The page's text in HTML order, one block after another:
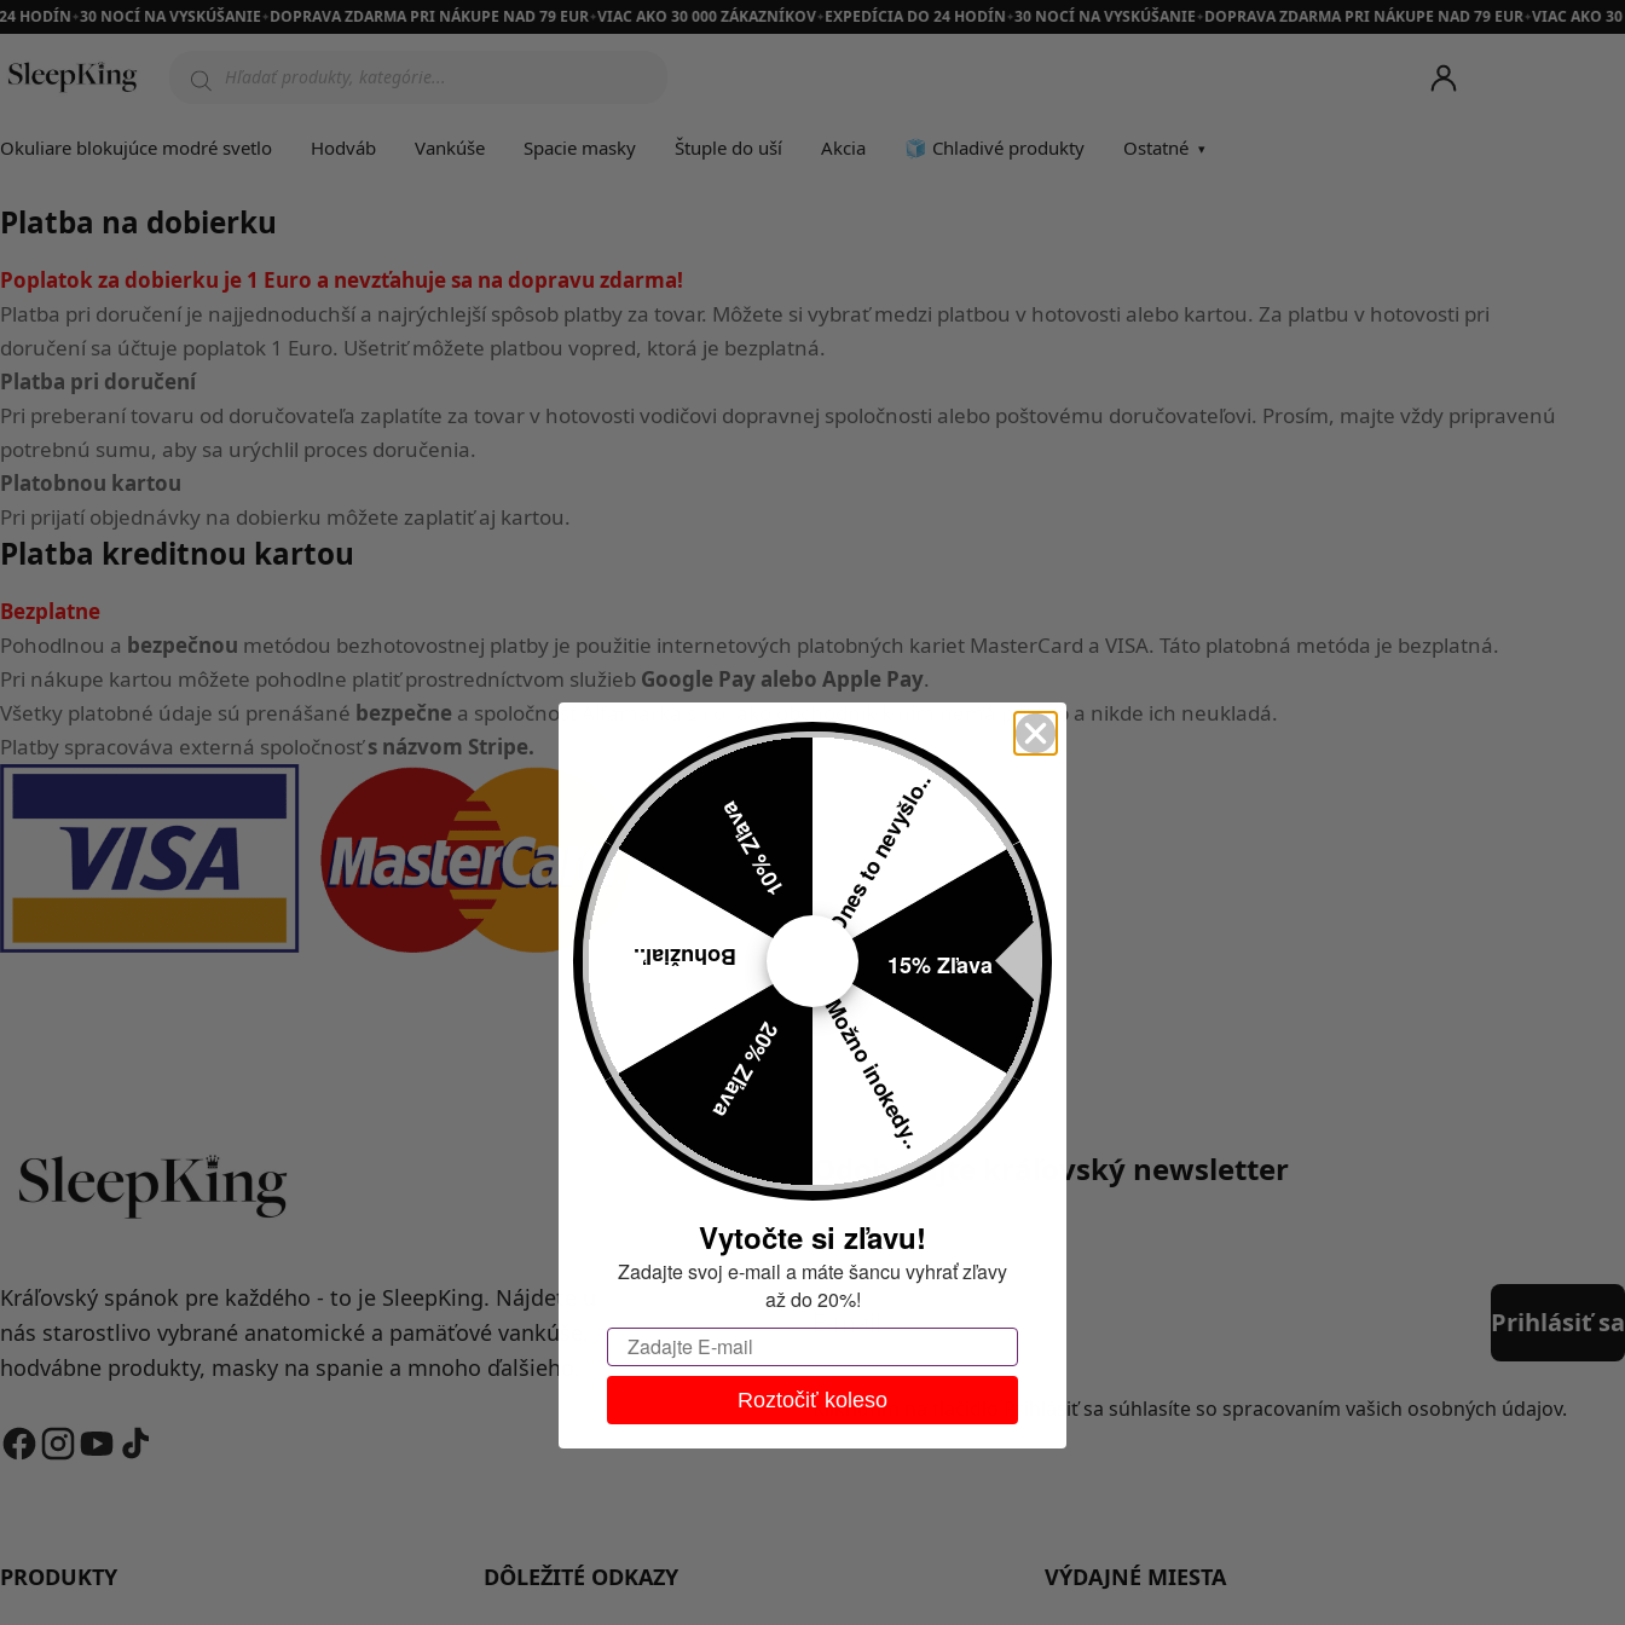
HODÍN ✦30 NOCÍ NA VYSKÚŠANIE✦DOPRAVA ZDARMA PRI NÁKUPE NAD 79 EUR✦VIAC AKO 30 000 ZÁKAZNÍKOV✦EXPEDÍCIA DO 24 HODÍN ✦30 NOCÍ NA VYSKÚŠANIE✦DOPRAVA ZDARMA PRI NÁKUPE NAD 79 EUR✦VIAC AKO
Products
Okuliare blokujúce modré svetlo Hodváb Vankúše Spacie masky Štuple do uší Akcia 🧊 Chladivé produkty Ostatné
Spôsoby platby
Platba na dobierku
Poplatok za dobierku je 1 Euro a nevzťahuje sa na dopravu zdarma!
Platba pri doručení je najjednoduchší a najrýchlejší spôsob platby za tovar. Môžete si vybrať medzi platbou v hotovosti alebo kartou. Za platbu v hotovosti pri
doručení sa účtuje poplatok 1 Euro. Ušetriť môžete platbou vopred, ktorá je bezplatná.
Platba pri doručení
Pri preberaní tovaru od doručovateľa zaplatíte za tovar v hotovosti vodičovi dopravnej spoločnosti alebo poštovému doručovateľovi. Prosím, majte vždy pripravenú
potrebnú sumu, aby sa urýchlil proces doručenia.
Platobnou kartou
Pri prijatí objednávky na dobierku môžete zaplatiť aj kartou.
Platba kreditnou kartou
Bezplatne
Pohodlnou a bezpečnou metódou bezhotovostnej platby je použitie internetových platobných kariet MasterCard a VISA. Táto platobná metóda je bezplatná.
Pri nákupe kartou môžete pohodlne platiť prostredníctvom služieb Google Pay alebo Apple Pay.
Všetky platobné údaje sú prenášané bezpečne a spoločnosť Alfamarka s.r.o. ako obchodník k nim nemá prístup a nikde ich neukladá.
Platby spracováva externá spoločnosťs názvom Stripe.
Kráľovský spánok pre každého - to je SleepKing. Nájdete u
nás starostlivo vybrané anatomické a pamäťové vankúše,
hodvábne produkty, masky na spanie a mnoho ďalšieho.
Odoberajte kráľovský newsletter
E-
mail
Prihlásiť sa
Kliknutím na tlačidlo Prihlásiť sa súhlasíte so spracovaním vašich osobných údajov.
PRODUKTY DÔLEŽITÉ ODKAZY VÝDAJNÉ MIESTA
Dnes to nevyšlo..
15% Zľava
Možno inokedy..
20% Zľava
Bohužiaľ..
10% Zľava
Vytočte si zľavu!
Zadajte svoj e-mail a máte šancu vyhrať zľavy
až do 20%!
Email
Roztočiť koleso